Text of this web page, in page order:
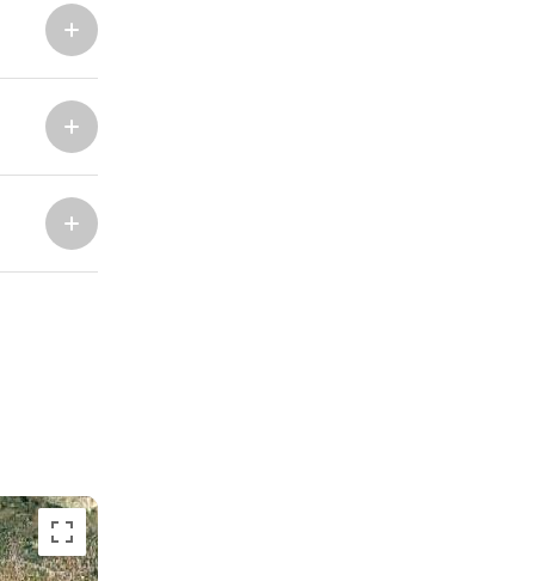
ACI Marina Split
ACI Marina Dubrovnik,
Komolac